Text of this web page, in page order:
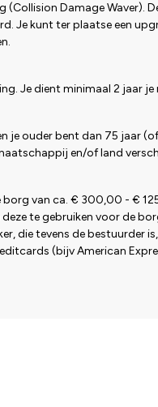
Damage
Je kunt ter plaatse een
Je dient minimaal 2 jaar
je ouder bent dan 75 jaar
en/of land
van ca. € 300,00 - €
te gebruiken voor de
tevens de bestuurder
(bijv American